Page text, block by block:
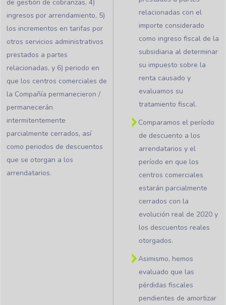
de gestión de cobranzas, 4)
ingresos por arrendamiento, 5)
los incrementos en tarifas por
otros servicios administrativos
prestados a partes
relacionadas, y 6) periodo en
que los centros comerciales de
la Compañía permanecieron /
permanecerán
intermitentemente
parcialmente cerrados, así
como periodos de descuentos
que se otorgan a los
arrendatarios.
relacionadas con el
importe considerado
como ingreso fiscal de la
subsidiaria al determinar
su impuesto sobre la
renta causado y
evaluamos su
tratamiento fiscal.
Comparamos el período
de descuento a los
arrendatarios y el
período en que los
centros comerciales
estarán parcialmente
cerrados con la
evolución real de 2020 y
los descuentos reales
otorgados.
Asimismo, hemos
evaluado que las
pérdidas fiscales
pendientes de amortizar